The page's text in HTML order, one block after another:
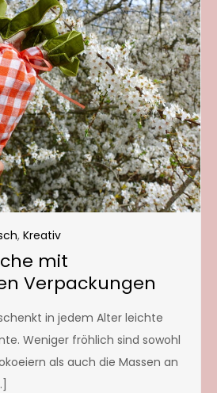
, Kreativ
mit
Verpackungen
in jedem Alter leichte
Weniger fröhlich sind sowohl
als auch die Massen an